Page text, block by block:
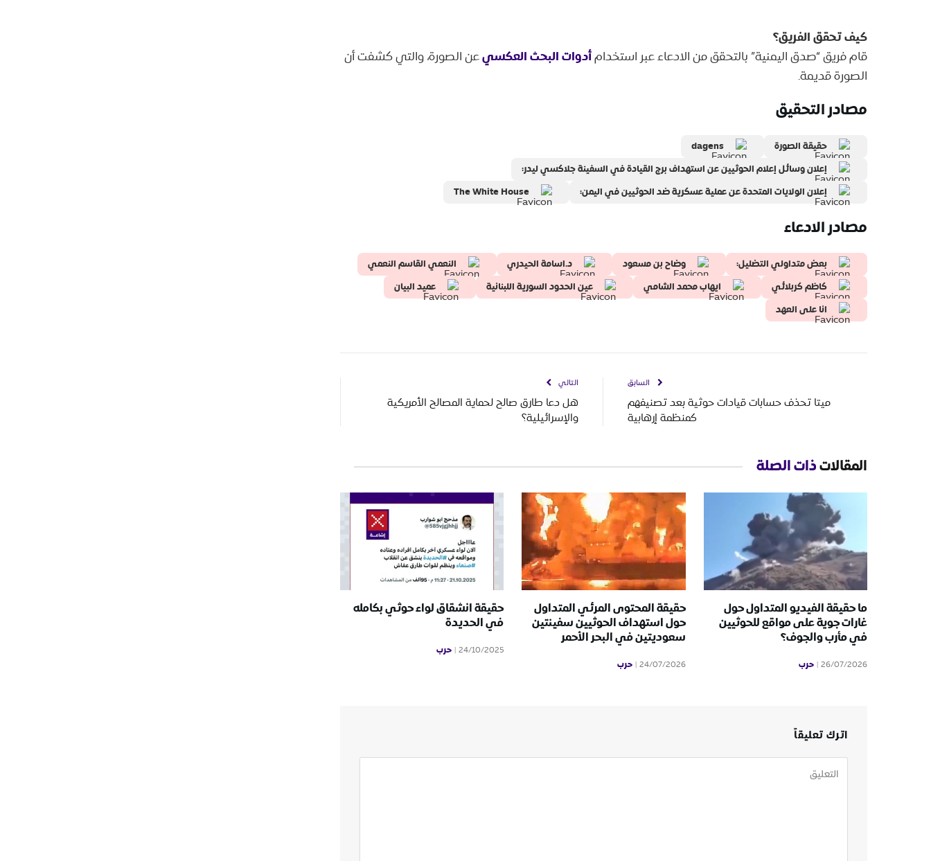
كيف تحقق الفريق؟
قام فريق “صدق اليمنية” بالتحقق من الادعاء عبر استخدامأدوات البحث العكسيعن الصورة، والتي كشفت أن
الصورة قديمة.
مصادر التحقيق
حقيقة الصورة
dagens
إعلان وسائل إعلام الحوثيين عن استهداف برج القيادة في السفينة جلاكسي ليدر:
إعلان الولايات المتحدة عن عملية عسكرية ضد الحوثيين في اليمن:
The White House
مصادر الادعاء
بعض متداولي التضليل: وضاح بن مسعود د.اسامة الحيدري
النعمي القاسم النعمي
كاظم كربلائي
ايهاب محمد الشامي عين الحدود السورية اللبنانية
عميد البيان
انا على العهد
السابق
ميتا تحذف حسابات قيادات حوثية بعد تصنيفهم
كمنظمة إرهابية
التالي
هل دعا طارق صالح لحماية المصالح الأمريكية
والإسرائيلية؟
المقالاتذات الصلة
ما حقيقة الفيديو المتداول حول
غارات جوية على مواقع للحوثيين
في مأرب والجوف؟
26/07/2026 حرب
حقيقة المحتوى المرئي المتداول
حول استهداف الحوثيين سفينتين
سعوديتين في البحر الأحمر
24/07/2026 حرب
حقيقة انشقاق لواء حوثي بكامله
في الحديدة
24/10/2025 حرب
اترك تعليقاً